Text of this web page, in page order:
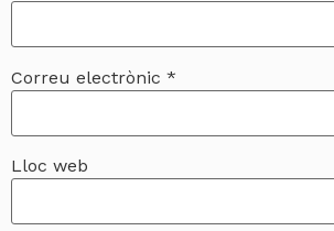
Correu electrònic *
Lloc web